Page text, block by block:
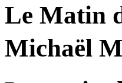
Le Matin
Michaël